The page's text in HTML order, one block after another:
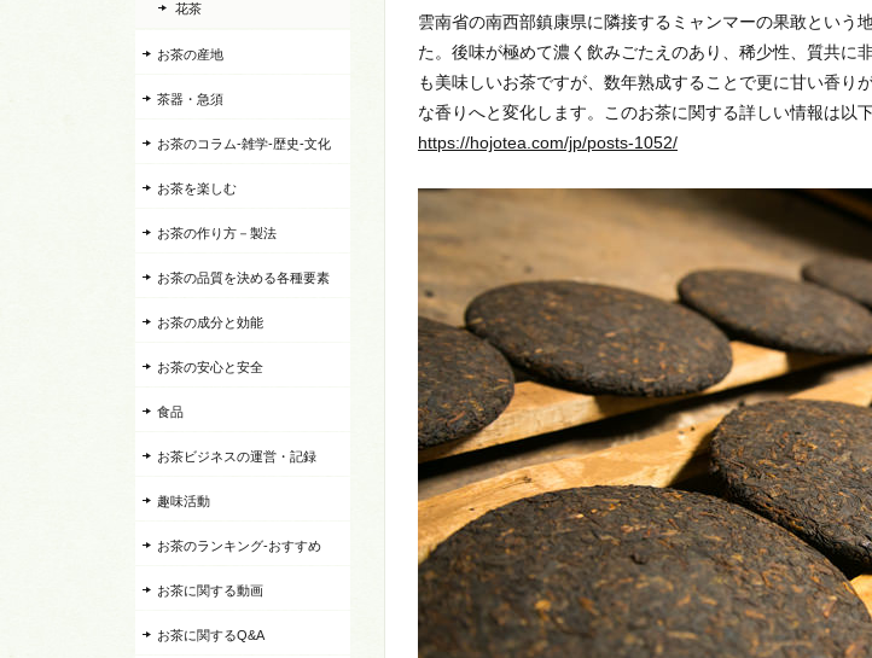
雲南省の南西部鎮康県に隣接するミャンマーの果敢という
た。後味が極めて濃く飲みごたえのあり、稀少性、質共に
も美味しいお茶ですが、数年熟成することで更に甘い香り
な香りへと変化します。このお茶に関する詳しい情報は以
https://hojotea.com/jp/posts-1052/
花茶
お茶の産地
茶器・急須
お茶のコラム-雑学-歴史-文化
お茶を楽しむ
お茶の作り方－製法
お茶の品質を決める各種要素
お茶の成分と効能
お茶の安心と安全
食品
お茶ビジネスの運営・記録
趣味活動
お茶のランキング-おすすめ
お茶に関する動画
お茶に関するQ&A